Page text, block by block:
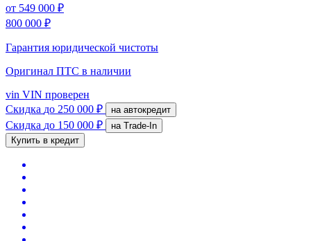
от 549 000 ₽
800 000 ₽
Гарантия юридической чистоты
Оригинал ПТС в наличии
vin VIN проверен
Скидка до 250 000 ₽ на автокредит
Скидка до 150 000 ₽
на Trade-In
Купить в кредит